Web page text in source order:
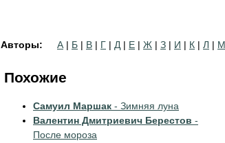
Авторы: А | Б | В | Г | Д | Е | Ж | З | И | К | Л | М
Похожие
Самуил Маршак - Зимняя луна
Валентин Дмитриевич Берестов -
После мороза